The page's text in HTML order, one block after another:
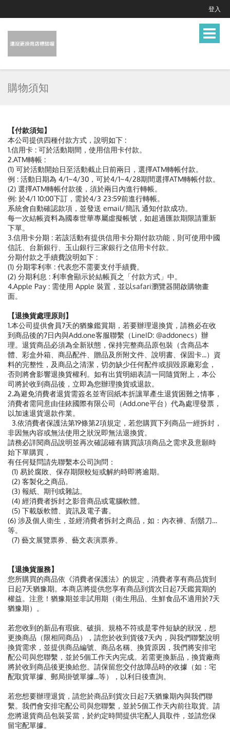
登入
Toggle
購物須知
【付款須知】
本公司提供四種付款方式，說明如下 :
1.信用卡 : 可於活動期間，使用信用卡付款。
2.ATM轉帳 :
(1) 可於活動開始日至活動截止日前兩日，選擇ATM轉帳付款。
例 : 活動日期為 4/1~4/30，可於4/1~4/28期間選擇ATM轉帳付款。
(2) 選擇ATM轉帳付款後，須於兩日內進行轉帳。
例: 於4/1 10:00下訂，需於4/3 23:59前進行轉帳。
系統會自動確認款項，並發送 email/簡訊 通知付款成功。
每一次結帳資料為國泰世華專屬虛擬帳號，如超過匯款期限請重新
下單。
3.信用卡分期 : 若該活動有提供信用卡分期付款功能，則可使用中國
信託、台新銀行、玉山銀行三家銀行之信用卡付款。
分期付款之手續費說明如下 :
(1) 分期零利率 : 代表您不需要支付手績費。
(2) 分期利息 : 利率會顯示於結帳頁之「付款方式」中。
4.Apple Pay : 需使用 Apple 裝置，並以safari瀏覽器開啟購物畫
面。
【退換貨處理原則】
1.本公司提供會員7天的猶豫鑑賞期，若要辦理退換貨，請務必在收
到商品後的7日內與Add.one客服聯繫（LineID: @addonecs）辦
理。退貨商品必須為全新狀態，保持完整商品原包裝（含商品本
體、彩盒外箱、商品配件、贈品及所附文件、說明書、保固卡...）資
料的完整性，及商品之清潔，切勿缺少任何配件或損毀原廠彩盒，
否則將會影響退換貨權利。如有出貨明細表請一同隨貨附上，本公
司將於收到商品後，立即為您辦理換貨或退款。
2.為避免消費者退貨需簽名並寄回紙本折讓單產生退貨困難之情事，
消費者需同意由佳銥國際有限公司（Add.one平台）代為處理發票，
以加速退貨退款作業。
3.依消費者保護法第19條第2項規定，若您購買下列商品一經拆封，
非因無內容或無法使用之狀況即無法退換貨。
請務必詳閱商品說明並再次確認確有購買該項商品之需求及意願時
始下單購買，
有任何疑問請先聯繫本公司詢問：
(1) 易於腐敗、保存期限較短或解約時即將逾期。
(2) 客製化之商品。
(3) 報紙、期刊或雜誌。
(4) 經消費者拆封之影音商品或電腦軟體。
(5) 下載版軟體、資訊及電子書。
(6) 涉及個人衛生，並經消費者拆封之商品，如：內衣褲、刮鬍刀…
等。
(7) 藝文展覽票券、藝文表演票券。
【退換貨服務】
您所購買的商品依《消費者保護法》的規定，消費者享有商品貨到
日起7天猶豫期。本商店將提供您享有商品到貨次日起7天鑑賞期的
權益。注意！猶豫期並非試用期（衛生用品、生鮮食品不適用於7天
猶豫期）。
若您收到的新品有瑕疵、破損、規格不符或是零件短缺的狀況，想
更換商品（限相同商品），請您於收到貨後7天內，與我們聯繫說明
換貨需求，並提供商品編號、商品名稱、換貨原因，我們將安排宅
配公司與您聯繫，並於5個工作天內完成。若需更換新品，換貨廠商
將於收到商品後更換給您。請保留您交付故障品時的收據（如：宅
配取貨單據、郵局掛號單據...等），以利日後查詢。
若您想要辦理退貨，請您於商品到貨次日起7天猶豫期內與我們聯
繫。我們會安排宅配公司與您聯繫，並於5個工作天內前往取貨。請
您將退貨商品包裝妥當，於約定時間提供宅配人員取件，並請您保
留宅配單據。